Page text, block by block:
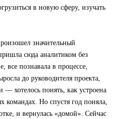
в новую сферу, изучать
значительный
сюда аналитиком без
все познавала в процессе,
до руководителя проекта,
хотелось понять, как устроена
командах. Но спустя год поняла,
и вернулась «домой». Сейчас